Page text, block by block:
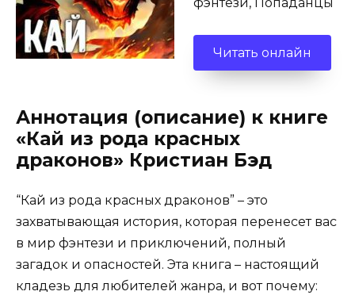
Читать онлайн
Аннотация (описание) к книге
«Кай из рода красных
драконов» Кристиан Бэд
“Кай из рода красных драконов” – это
захватывающая история, которая перенесет вас
в мир фэнтези и приключений, полный
загадок и опасностей. Эта книга – настоящий
кладезь для любителей жанра, и вот почему: